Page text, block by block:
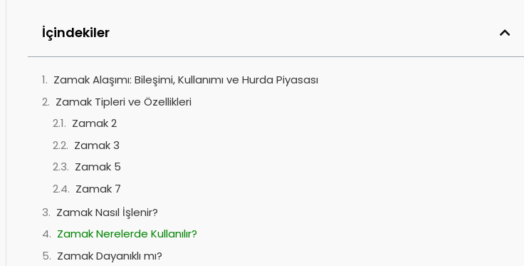
İçindekiler
Zamak Alaşımı: Bileşimi, Kullanımı ve Hurda Piyasası
Zamak Tipleri ve Özellikleri
Zamak 2
Zamak 3
Zamak 5
Zamak 7
Zamak Nasıl İşlenir?
Zamak Nerelerde Kullanılır?
Zamak Dayanıklı mı?